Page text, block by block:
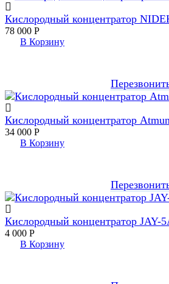
Кислородный концентратор
78 000 Р
В Корзину
Кислородный концентратор
34 000 Р
В Корзину
Кислородный концентратор
4 000 Р
В Корзину